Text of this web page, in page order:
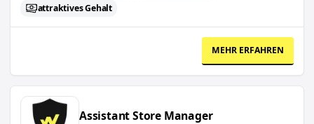
attraktives Gehalt
MEHR ERFAHREN
Assistant Store Manager
Assistant Store Manager